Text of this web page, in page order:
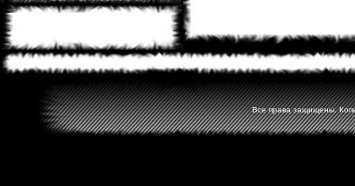
Все права защищены.